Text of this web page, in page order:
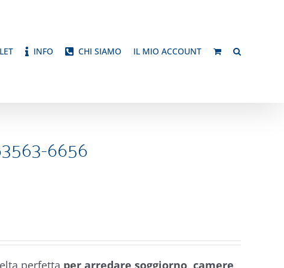
INFO CHI SIAMO IL MIO ACCOUNT
6656
perfetta per arredare soggiorno, camere